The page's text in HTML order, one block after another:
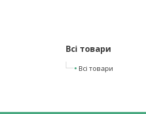
Всі товари
Всі товари